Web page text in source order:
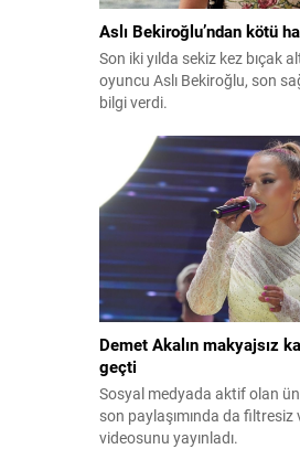
Aslı Bekiroğlu’ndan kötü
Son iki yılda sekiz kez bıçak
oyuncu Aslı Bekiroğlu, son
bilgi verdi.
Demet Akalın makyajsız
geçti
Sosyal medyada aktif olan
son paylaşımında da filtresiz
videosunu yayınladı.